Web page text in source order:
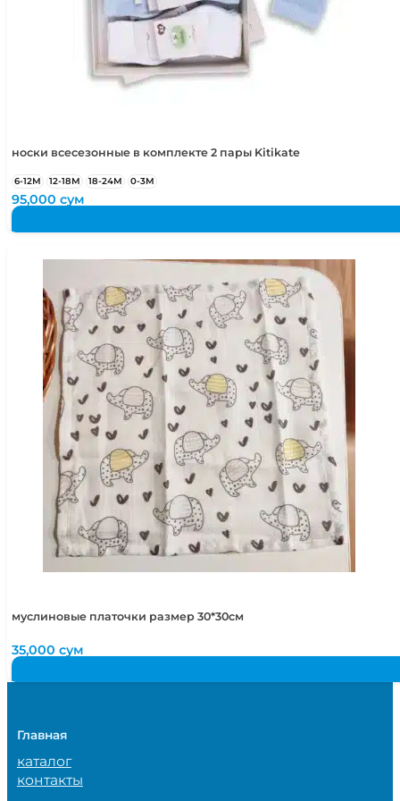
128-133 см
носки всесезонные в комплекте 2 пары Kitikate
6-12М 12-18М 18-24М 0-3М
95,000сум
муслиновые платочки размер 30*30см
35,000сум
Главная
каталог
контакты